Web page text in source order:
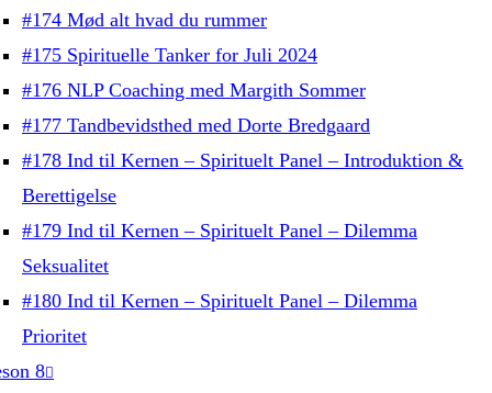
#174 Mød alt hvad du rummer
#175 Spirituelle Tanker for Juli 2024
#176 NLP Coaching med Margith Sommer
#177 Tandbevidsthed med Dorte Bredgaard
#178 Ind til Kernen – Spirituelt Panel – Introduktion &
Berettigelse
#179 Ind til Kernen – Spirituelt Panel – Dilemma
Seksualitet
#180 Ind til Kernen – Spirituelt Panel – Dilemma
Prioritet
8